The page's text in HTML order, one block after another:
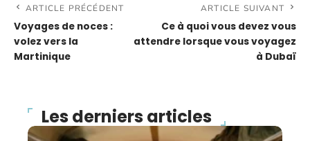
ARTICLE PRÉCÉDENT
Voyages de noces :
volez vers la
Martinique
ARTICLE SUIVANT
Ce à quoi vous devez vous
attendre lorsque vous voyagez
à Dubaï
Les derniers articles